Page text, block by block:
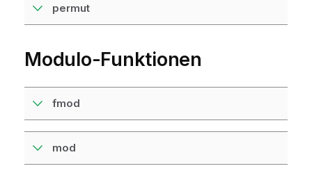
permut
Modulo-Funktionen
fmod
mod